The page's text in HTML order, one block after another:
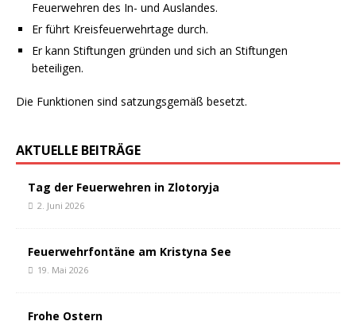
Feuerwehren des In- und Auslandes.
Er führt Kreisfeuerwehrtage durch.
Er kann Stiftungen gründen und sich an Stiftungen
beteiligen.
Die Funktionen sind satzungsgemäß besetzt.
AKTUELLE BEITRÄGE
Tag der Feuerwehren in Zlotoryja
2. Juni 2026
Feuerwehrfontäne am Kristyna See
19. Mai 2026
Frohe Ostern